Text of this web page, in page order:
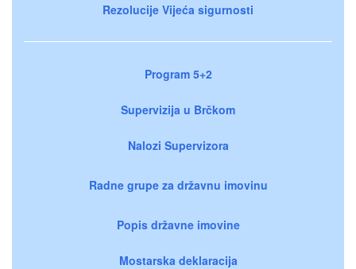
Rezolucije Vijeća sigurnosti
Program 5+2
Supervizija u Brčkom
Nalozi Supervizora
Radne grupe za državnu imovinu
Popis državne imovine
Mostarska deklaracija